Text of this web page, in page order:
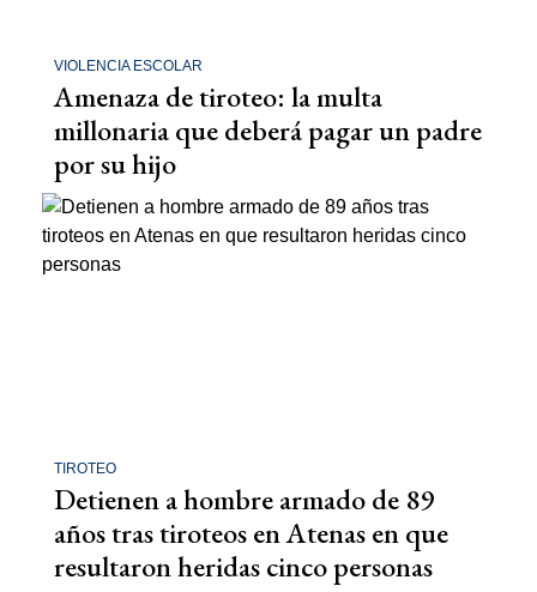
VIOLENCIA ESCOLAR
Amenaza de tiroteo: la multa
millonaria que deberá pagar un padre
por su hijo
TIROTEO
Detienen a hombre armado de 89
años tras tiroteos en Atenas en que
resultaron heridas cinco personas